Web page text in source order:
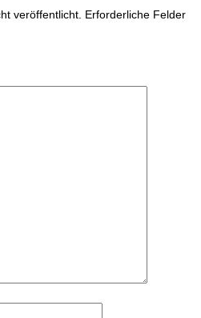
veröffentlicht. Erforderliche Felder